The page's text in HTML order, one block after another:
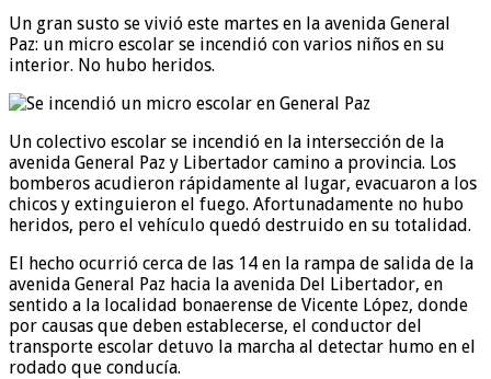
Un gran susto se vivió este martes en la avenida General
Paz: un micro escolar se incendió con varios niños en su
interior. No hubo heridos.
Un colectivo escolar se incendió en la intersección de la
avenida General Paz y Libertador camino a provincia. Los
bomberos acudieron rápidamente al lugar, evacuaron a los
chicos y extinguieron el fuego. Afortunadamente no hubo
heridos, pero el vehículo quedó destruido en su totalidad.
El hecho ocurrió cerca de las 14 en la rampa de salida de la
avenida General Paz hacia la avenida Del Libertador, en
sentido a la localidad bonaerense de Vicente López, donde
por causas que deben establecerse, el conductor del
transporte escolar detuvo la marcha al detectar humo en el
rodado que conducía.